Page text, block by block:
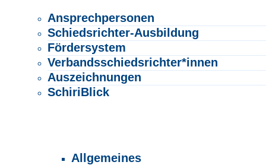
Ansprechpersonen
Schiedsrichter-Ausbildung
Fördersystem
Verbandsschiedsrichter*innen
Auszeichnungen
SchiriBlick
Allgemeines